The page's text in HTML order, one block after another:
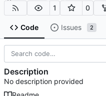
1 0
Code Issues 2
Description
No description provided